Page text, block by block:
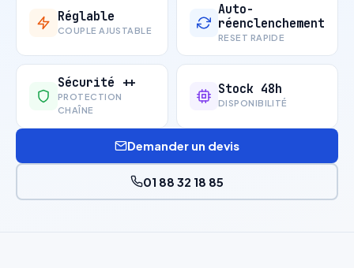
Réglable
COUPLE AJUSTABLE
Auto-
réenclenchement
RESET RAPIDE
Sécurité ++
PROTECTION
CHAÎNE
Stock 48h
DISPONIBILITÉ
Demander un devis
01 88 32 18 85